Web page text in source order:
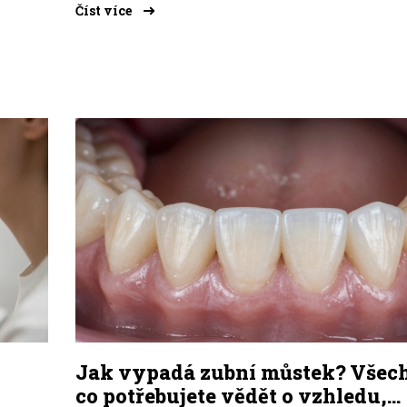
Číst více
Jak vypadá zubní můstek?
co potřebujete vědět o vzhledu,